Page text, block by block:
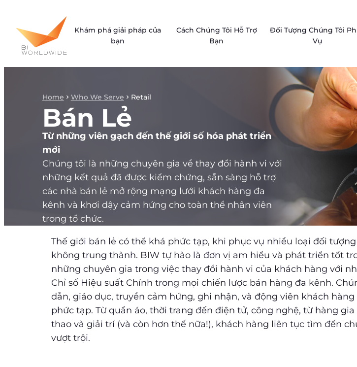
content
Khám phá giải pháp của
bạn
Cách Chúng Tôi Hỗ Trợ
Bạn
Đối Tượng Chúng Tôi
Vụ
Home Who We Serve Retail
Bán Lẻ
Từ những viên gạch đến thế giới số hóa phát triển
mới
Chúng tôi là những chuyên gia về thay đổi hành vi với
những kết quả đã được kiểm chứng, sẵn sàng hỗ trợ
các nhà bán lẻ mở rộng mạng lưới khách hàng đa
kênh và khơi dậy cảm hứng cho toàn thể nhân viên
trong tổ chức.
Thế giới bán lẻ có thể khá phức tạp, khi phục vụ nhiều loại đối
không trung thành. BIW tự hào là đơn vị am hiểu và phát triển tốt
những chuyên gia trong việc thay đổi hành vi của khách hàng với
Chỉ số Hiệu suất Chính trong mọi chiến lược bán hàng đa kênh.
dẫn, giáo dục, truyền cảm hứng, ghi nhận, và động viên khách
phức tạp. Từ quần áo, thời trang đến điện tử, công nghệ, từ hàng
thao và giải trí (và còn hơn thế nữa!), khách hàng liên tục tìm đến
vượt trội.